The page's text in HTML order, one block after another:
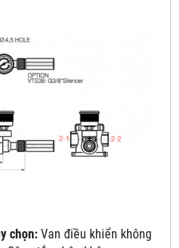
chọn: Van điều khiển không